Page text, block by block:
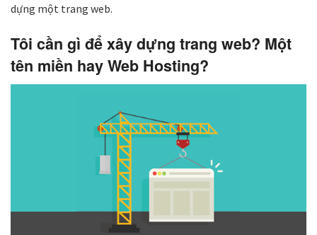
dựng một trang web.
Tôi cần gì để xây dựng trang web? Một
tên miền hay Web Hosting?